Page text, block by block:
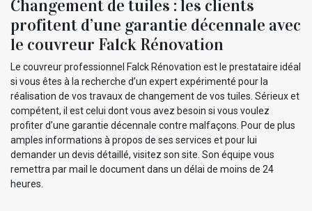
Changement de tuiles : les clients
profitent d’une garantie décennale avec
le couvreur Falck Rénovation
Le couvreur professionnel Falck Rénovation est le prestataire idéal
si vous êtes à la recherche d’un expert expérimenté pour la
réalisation de vos travaux de changement de vos tuiles. Sérieux et
compétent, il est celui dont vous avez besoin si vous voulez
profiter d’une garantie décennale contre malfaçons. Pour de plus
amples informations à propos de ses services et pour lui
demander un devis détaillé, visitez son site. Son équipe vous
remettra par mail le document dans un délai de moins de 24
heures.